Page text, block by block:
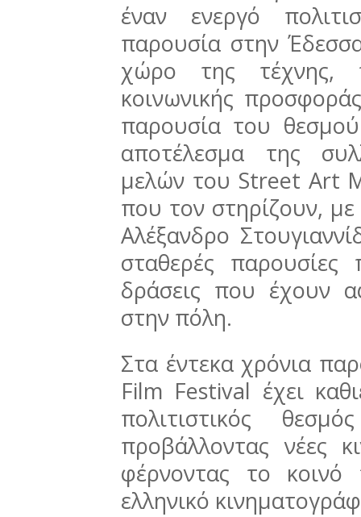
έναν ενεργό
παρουσία στην
χώρο της τέχνης,
κοινωνικής
παρουσία του
αποτέλεσμα της
μελών του Street Art
που τον στηρίζουν,
Αλέξανδρο
σταθερές παρουσίες
δράσεις που έχουν
στην πόλη.
Στα έντεκα χρόνια
Film Festival έχει
πολιτιστικός
προβάλλοντας νέες
φέρνοντας το
ελληνικό